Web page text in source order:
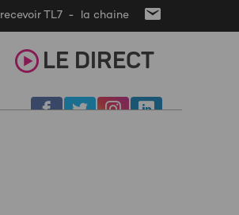
recevoir TL7 - la chaine
LE DIRECT